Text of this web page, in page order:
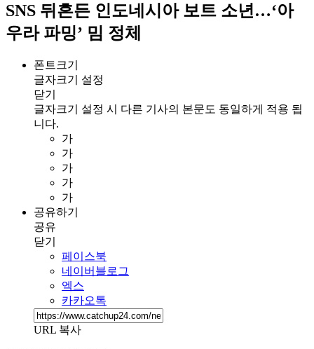
SNS 뒤흔든 인도네시아 보트 소년…‘아
우라 파밍’ 밈 정체
폰트크기
글자크기 설정
닫기
글자크기 설정 시 다른 기사의 본문도 동일하게 적용 됩
니다.
가
가
가
가
가
공유하기
공유
닫기
페이스북
네이버블로그
엑스
카카오톡
URL 복사